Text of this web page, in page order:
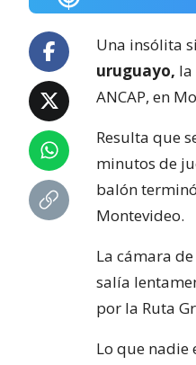
Una insólita
uruguayo, la
ANCAP, en
Resulta que
minutos de
balón
Montevideo.
La cámara
salía
por la Ruta
Lo que nadie